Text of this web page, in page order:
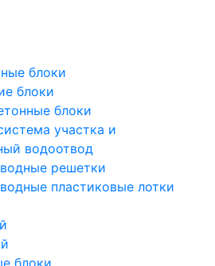
блоки
блоки
блоки
участка и
водоотвод
решетки
пластиковые лотки
блоки